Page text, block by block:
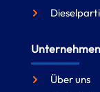
Unternehmen
Über uns